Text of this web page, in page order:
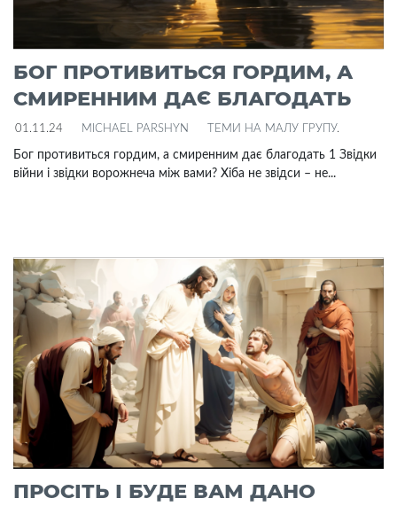
БОГ ПРОТИВИТЬСЯ ГОРДИМ, А
СМИРЕННИМ ДАЄ БЛАГОДАТЬ
01.11.24 MICHAEL PARSHYN ТЕМИ НА МАЛУ ГРУПУ.
Бог противиться гордим, а смиренним дає благодать 1 Звідки
війни і звідки ворожнеча між вами? Хіба не звідси – не...
ПРОСІТЬ І БУДЕ ВАМ ДАНО